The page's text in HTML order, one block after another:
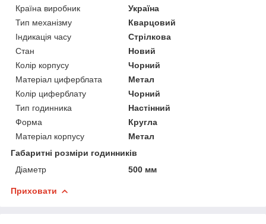
Країна виробник
Україна
Тип механізму
Кварцовий
Індикація часу
Стрілкова
Стан
Новий
Колір корпусу
Чорний
Матеріал циферблата
Метал
Колір циферблату
Чорний
Тип годинника
Настінний
Форма
Кругла
Матеріал корпусу
Метал
Габаритні розміри годинників
Діаметр
500 мм
Приховати